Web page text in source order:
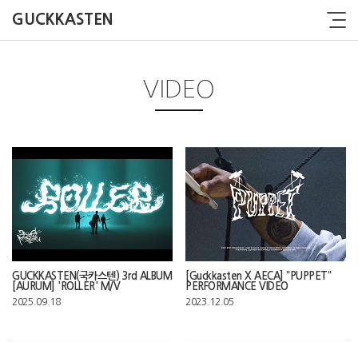
GUCKKASTEN
VIDEO
GUCKKASTEN(국카스텐) 3rd ALBUM
[AURUM] 'ROLLER' M/V
2025.09.18
[Guckkasten X AECA] ”PUPPET”
PERFORMANCE VIDEO
2023.12.05